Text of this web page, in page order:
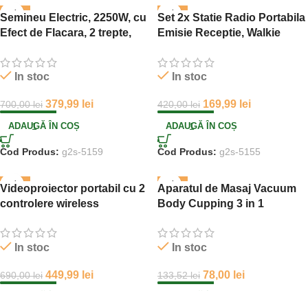
-46%
Semineu Electric, 2250W, cu
Efect de Flacara, 2 trepte,
Termostat si Telecomanda,
Dispay LED
In stoc
700,00lei 379,99 lei
ADAUGĂ ÎN COȘ
Cod Produs: g2s-5159
-60%
Set 2x Statie Radio Portabila
Emisie Receptie, Walkie
In stoc
420,00lei 169,99 lei
ADAUGĂ ÎN COȘ
Cod Produs: g2s-5155
-35%
Videoproiector portabil cu 2
controlere wireless
In stoc
690,00lei 449,99 lei
-42%
Aparatul de Masaj Vacuum
Body Cupping 3 in 1
In stoc
133,52lei 78,00 lei